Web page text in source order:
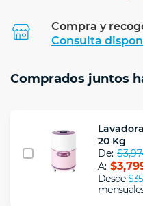
Compra y
Consulta
Comprados juntos
20 Kg
De:
A:
Desde